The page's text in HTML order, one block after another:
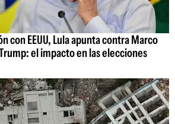
con EEUU, Lula apunta contra Marco
el impacto en las elecciones